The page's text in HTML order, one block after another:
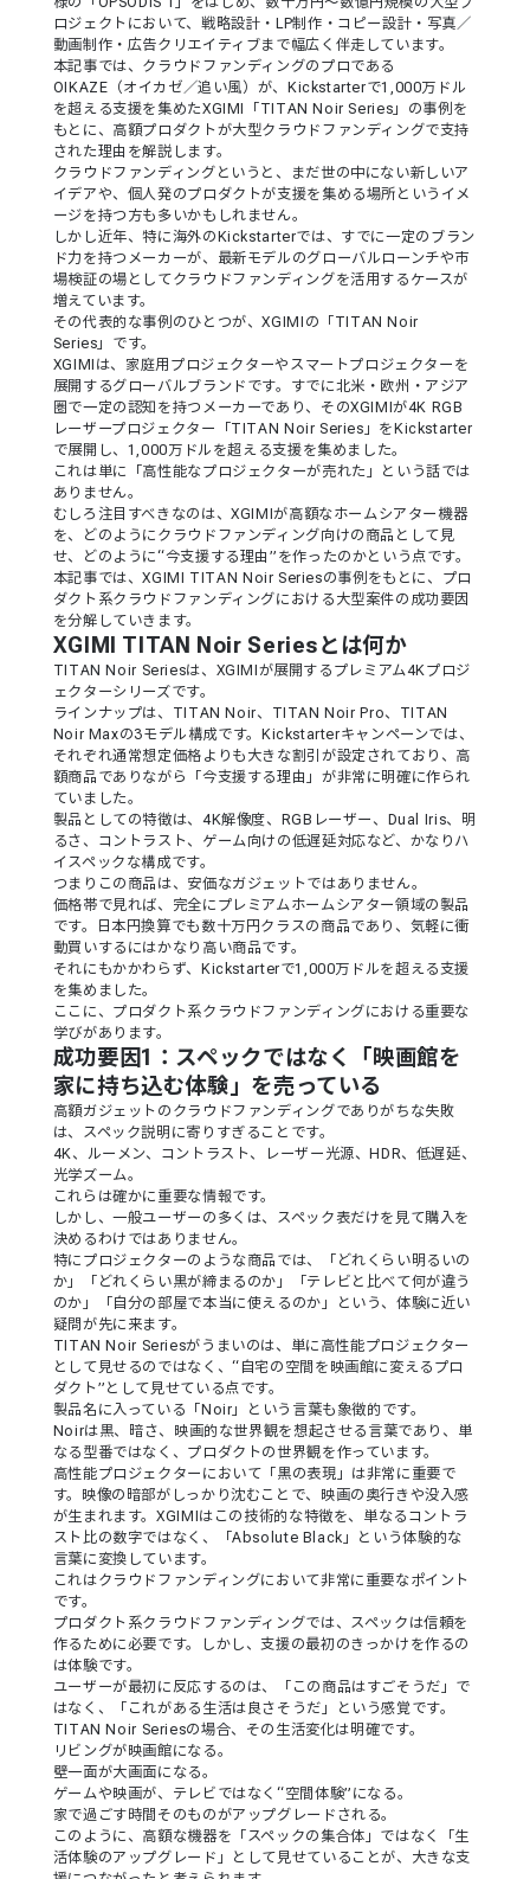
ロジェクトにおいて、戦略設計・LP制作・コピー設計・写真／
動画制作・広告クリエイティブまで幅広く伴走しています。
本記事では、クラウドファンディングのプロである
OIKAZE（オイカゼ／追い風）が、Kickstarterで1,000万ドル
を超える支援を集めたXGIMI「TITAN Noir Series」の事例を
もとに、高額プロダクトが大型クラウドファンディングで支持
された理由を解説します。
クラウドファンディングというと、まだ世の中にない新しいア
イデアや、個人発のプロダクトが支援を集める場所というイメ
ージを持つ方も多いかもしれません。
しかし近年、特に海外のKickstarterでは、すでに一定のブラン
ド力を持つメーカーが、最新モデルのグローバルローンチや市
場検証の場としてクラウドファンディングを活用するケースが
増えています。
その代表的な事例のひとつが、XGIMIの「TITAN Noir
Series」です。
XGIMIは、家庭用プロジェクターやスマートプロジェクターを
展開するグローバルブランドです。すでに北米・欧州・アジア
圏で一定の認知を持つメーカーであり、そのXGIMIが4K RGB
レーザープロジェクター「TITAN Noir Series」をKickstarter
で展開し、1,000万ドルを超える支援を集めました。
これは単に「高性能なプロジェクターが売れた」という話では
ありません。
むしろ注目すべきなのは、XGIMIが高額なホームシアター機器
を、どのようにクラウドファンディング向けの商品として見
せ、どのように“今支援する理由”を作ったのかという点です。
本記事では、XGIMI TITAN Noir Seriesの事例をもとに、プロ
ダクト系クラウドファンディングにおける大型案件の成功要因
を分解していきます。
XGIMI TITAN Noir Seriesとは何か
TITAN Noir Seriesは、XGIMIが展開するプレミアム4Kプロジ
ェクターシリーズです。
ラインナップは、TITAN Noir、TITAN Noir Pro、TITAN
Noir Maxの3モデル構成です。Kickstarterキャンペーンでは、
それぞれ通常想定価格よりも大きな割引が設定されており、高
額商品でありながら「今支援する理由」が非常に明確に作られ
ていました。
製品としての特徴は、4K解像度、RGBレーザー、Dual Iris、明
るさ、コントラスト、ゲーム向けの低遅延対応など、かなりハ
イスペックな構成です。
つまりこの商品は、安価なガジェットではありません。
価格帯で見れば、完全にプレミアムホームシアター領域の製品
です。日本円換算でも数十万円クラスの商品であり、気軽に衝
動買いするにはかなり高い商品です。
それにもかかわらず、Kickstarterで1,000万ドルを超える支援
を集めました。
ここに、プロダクト系クラウドファンディングにおける重要な
学びがあります。
成功要因1：スペックではなく「映画館を
家に持ち込む体験」を売っている
高額ガジェットのクラウドファンディングでありがちな失敗
は、スペック説明に寄りすぎることです。
4K、ルーメン、コントラスト、レーザー光源、HDR、低遅延、
光学ズーム。
これらは確かに重要な情報です。
しかし、一般ユーザーの多くは、スペック表だけを見て購入を
決めるわけではありません。
特にプロジェクターのような商品では、「どれくらい明るいの
か」「どれくらい黒が締まるのか」「テレビと比べて何が違う
のか」「自分の部屋で本当に使えるのか」という、体験に近い
疑問が先に来ます。
TITAN Noir Seriesがうまいのは、単に高性能プロジェクター
として見せるのではなく、“自宅の空間を映画館に変えるプロ
ダクト”として見せている点です。
製品名に入っている「Noir」という言葉も象徴的です。
Noirは黒、暗さ、映画的な世界観を想起させる言葉であり、単
なる型番ではなく、プロダクトの世界観を作っています。
高性能プロジェクターにおいて「黒の表現」は非常に重要で
す。映像の暗部がしっかり沈むことで、映画の奥行きや没入感
が生まれます。XGIMIはこの技術的な特徴を、単なるコントラ
スト比の数字ではなく、「Absolute Black」という体験的な
言葉に変換しています。
これはクラウドファンディングにおいて非常に重要なポイント
です。
プロダクト系クラウドファンディングでは、スペックは信頼を
作るために必要です。しかし、支援の最初のきっかけを作るの
は体験です。
ユーザーが最初に反応するのは、「この商品はすごそうだ」で
はなく、「これがある生活は良さそうだ」という感覚です。
TITAN Noir Seriesの場合、その生活変化は明確です。
リビングが映画館になる。
壁一面が大画面になる。
ゲームや映画が、テレビではなく“空間体験”になる。
家で過ごす時間そのものがアップグレードされる。
このように、高額な機器を「スペックの集合体」ではなく「生
活体験のアップグレード」として見せていることが、大きな支